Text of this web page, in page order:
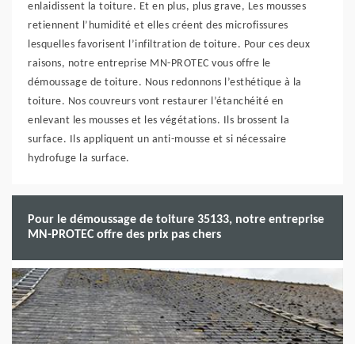
enlaidissent la toiture. Et en plus, plus grave, Les mousses
retiennent l’humidité et elles créent des microfissures
lesquelles favorisent l’infiltration de toiture. Pour ces deux
raisons, notre entreprise MN-PROTEC vous offre le
démoussage de toiture. Nous redonnons l’esthétique à la
toiture. Nos couvreurs vont restaurer l’étanchéité en
enlevant les mousses et les végétations. Ils brossent la
surface. Ils appliquent un anti-mousse et si nécessaire
hydrofuge la surface.
Pour le démoussage de toiture 35133, notre entreprise
MN-PROTEC offre des prix pas chers